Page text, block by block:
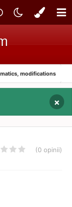
modifications
×
(0 opinii)